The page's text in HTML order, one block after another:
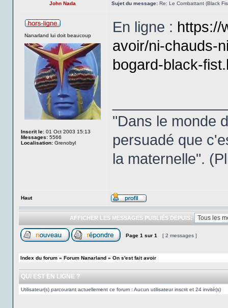
John Nada Sujet du message: Re: Le Combattant (Black
Nanarland lui doit beaucoup
Inscrit le: 01 Oct 2003 15:13
Messages: 5566
Localisation: Grenobyl
En ligne : https://
avoir/ni-chauds-
bogard-black-
"Dans le monde
persuadé que
la maternelle".
Haut
AFFICHER LES MESSAGES PUBLIÉS DEPUIS:
Page 1 sur 1 [ 2 messages ]
Index du forum » Forum Nanarland » On s'est fait avoir
QUI EST EN LIGNE ?
Utilisateur(s) parcourant actuellement ce forum : Aucun utilisateur inscrit et 24 invité(s)